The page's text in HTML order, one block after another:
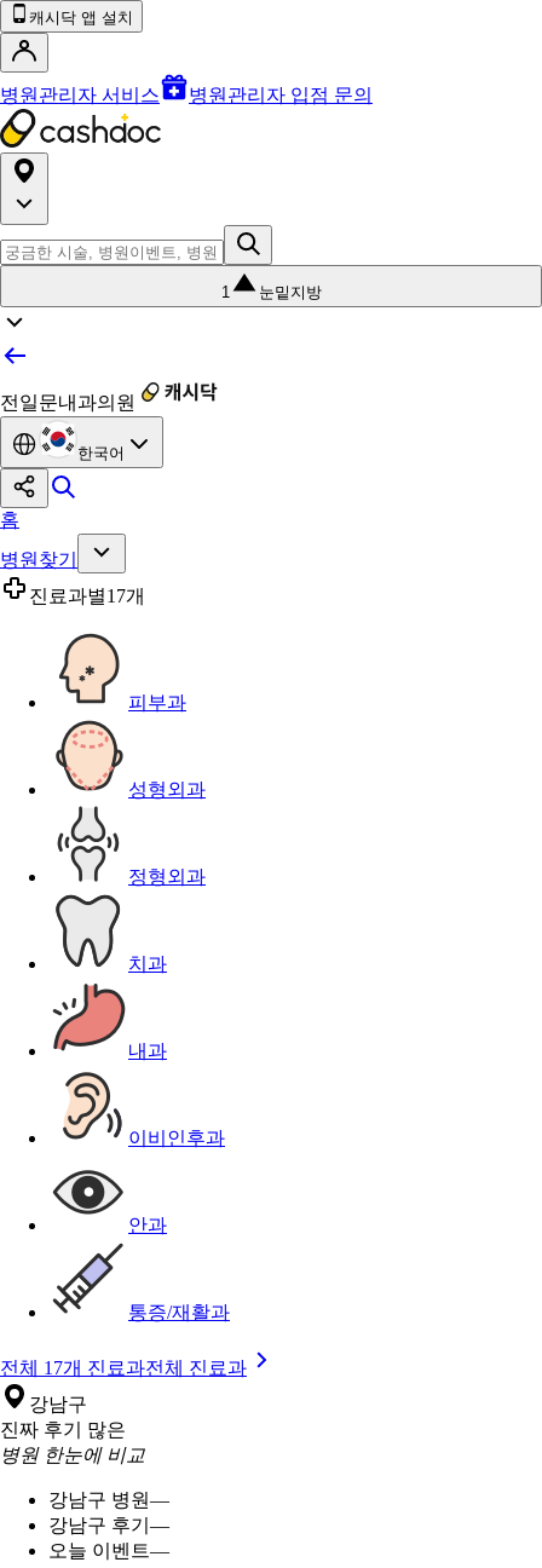
캐시닥 앱 설치
병원관리자 서비스 병원관리자 입점 문의
1 눈밑지방
전일문내과의원
한국어
홈
병원찾기
진료과별17개
피부과
성형외과
정형외과
치과
내과
이비인후과
안과
통증/재활과
전체 17개 진료과전체 진료과
강남구
진짜 후기 많은
병원 한눈에 비교
강남구 병원—
강남구 후기 —
오늘 이벤트—